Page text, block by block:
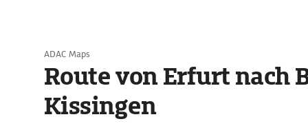
ADAC Maps
Route von Erfurt nach
Kissingen